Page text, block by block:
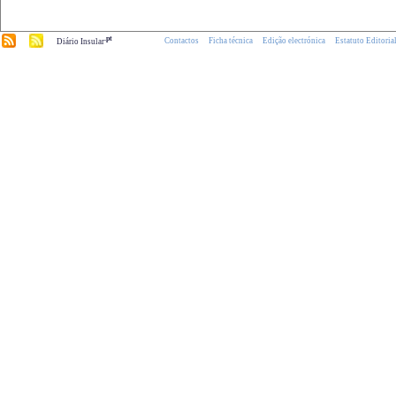
Diário Insular.pt Contactos Ficha técnica Edição electrónica Estatuto Editorial